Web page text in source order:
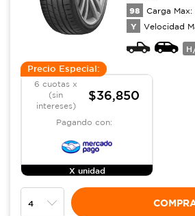
98 Carga Max:
Y Velocidad
Precio Especial:
6 cuotas x
(sin
intereses)
$36,850
Pagando con:
X unidad